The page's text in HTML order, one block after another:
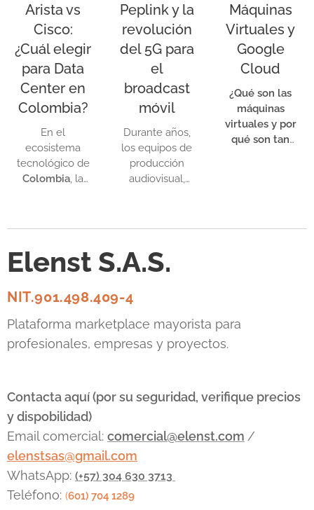
Despachos rápidos de maquinaria
pesada, garantizando que sus
equipos lleguen a tiempo a cualquier
rincón del país.
Arista vs
Cisco:
¿Cuál elegir
para Data
Center en
Colombia?
En el
ecosistema
tecnológico de
Colombia, la
una decisión
crítica que
directamente
en la
escalabilidad y
los costos
gigantes
dominan el
mercado:Cisco,
el líder histórico
con un
ecosistema
robusto, y
Arista
Peplink y la
revolución
del 5G para
el
broadcast
móvil
Durante años,
los equipos de
producción
audiovisual,
transmisiones
en vivo
una solución
poco práctica:
transportar
varios
de una
propia tarjeta
SIM de un
operador
el objetivo de
Máquinas
Virtuales y
Google
Cloud
¿Qué son las
máquinas
virtuales y por
qué son tan
Elenst S.A.S.
NIT.901.498.409-4
Plataforma marketplace mayorista para
profesionales, empresas y proyectos.
Contacta aquí (por su seguridad, verifique precios
y dispobilidad)
Email comercial: comercial@elenst.com /
elenstsas@gmail.com
WhatsApp: (+57) 304 630 3713
Teléfono: (601) 704 1289